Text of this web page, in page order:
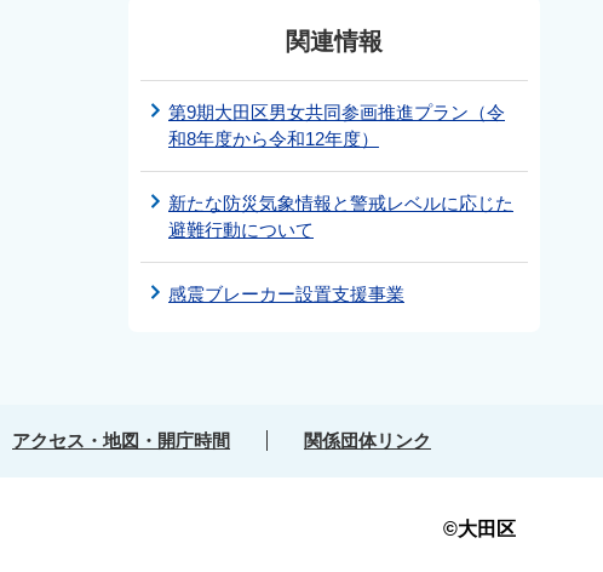
関連情報
第9期大田区男女共同参画推進プラン（令
和8年度から令和12年度）
新たな防災気象情報と警戒レベルに応じた
避難行動について
感震ブレーカー設置支援事業
アクセス・地図・開庁時間 関係団体リンク
©大田区